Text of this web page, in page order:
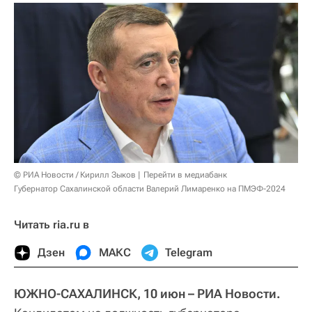
© РИА Новости / Кирилл Зыков
Перейти в медиабанк
Губернатор Сахалинской области Валерий Лимаренко на ПМЭФ-2024
Читать ria.ru в
Дзен МАКС Telegram
ЮЖНО-САХАЛИНСК, 10 июн – РИА Новости.